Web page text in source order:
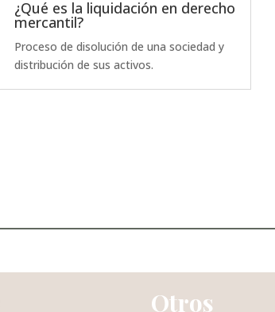
¿Qué es la liquidación en derecho
mercantil?
Proceso de disolución de una sociedad y
distribución de sus activos.
Otros